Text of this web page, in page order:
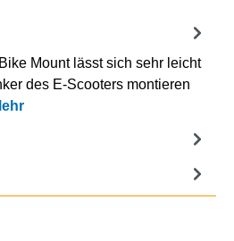
Mount lässt sich sehr leicht
des E-Scooters montieren